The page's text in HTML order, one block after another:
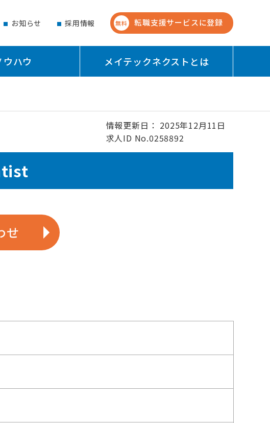
お知らせ 採用情報 無料 転職支援サービスに登録
ハウ メイテックネクストとは
情報更新日： 2025年12月11日
求人ID No.0258892
せ